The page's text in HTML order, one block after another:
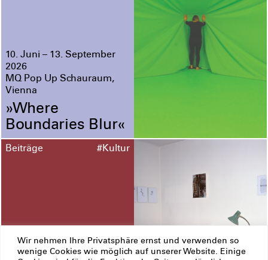
Wir nehmen Ihre Privatsphäre ernst und verwenden so
wenige Cookies wie möglich auf unserer Website. Einige
10. Juni – 13. September
2026
MQ Pop Up Schauraum,
Vienna
»Where
Boundaries Blur«
Beiträge #Kultur